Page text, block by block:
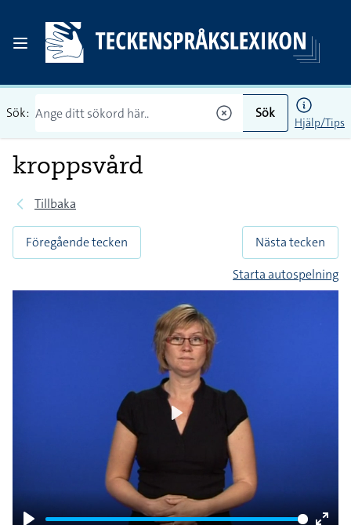
Sök: Sök
Hjälp/Tips
kroppsvård
Tillbaka
Föregående tecken
Nästa tecken
Starta autospelning
Play